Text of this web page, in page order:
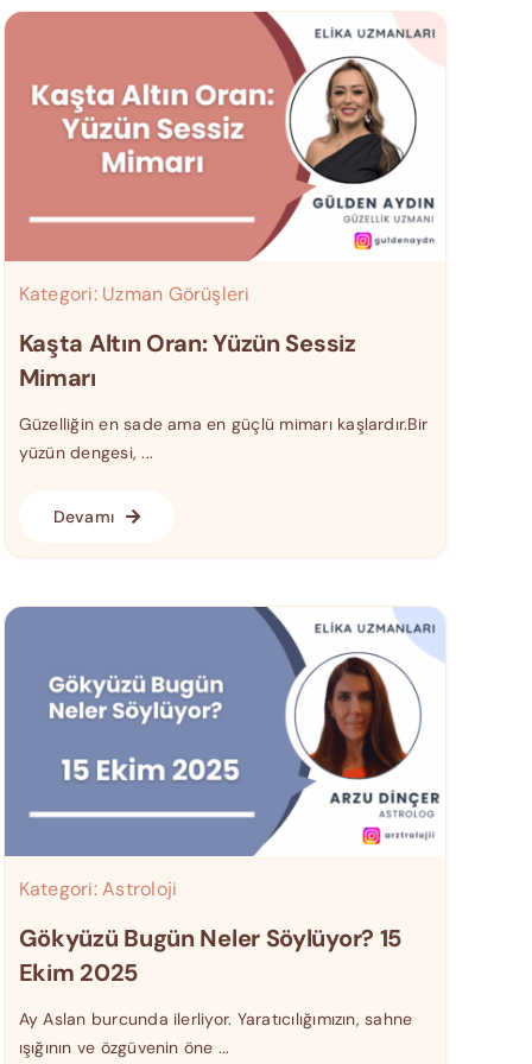
Kategori: Uzman Görüşleri
Kaşta Altın Oran: Yüzün Sessiz
Mimarı
Güzelliğin en sade ama en güçlü mimarı kaşlardır.Bir
yüzün dengesi, ...
Devamı
Kategori:Astroloji
Gökyüzü Bugün Neler Söylüyor? 15
Ekim 2025
Ay Aslan burcunda ilerliyor. Yaratıcılığımızın, sahne
ışığının ve özgüvenin öne ...